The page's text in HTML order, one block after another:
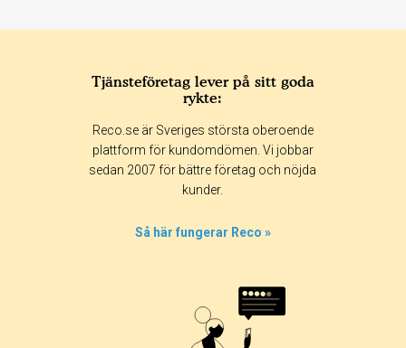
365 dagar 90 dagar
30 dagar
Tjänsteföretag lever på sitt goda
rykte:
Reco.se är Sveriges största oberoende
plattform för kundomdömen. Vi jobbar
sedan 2007 för bättre företag och nöjda
kunder.
Så här fungerar Reco »